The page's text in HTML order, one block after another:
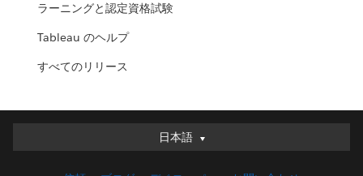
ラーニングと認定資格試験
Tableau のヘルプ
すべてのリリース
日本語
日本語